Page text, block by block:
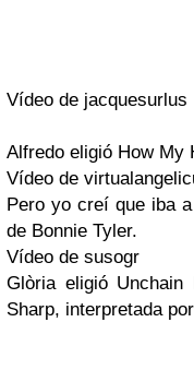
Vídeo de jacquesurlus
Alfredo eligió How My
Vídeo de
Pero yo creí que iba
de Bonnie Tyler.
Vídeo de susogr
Glòria eligió Unchain
Sharp, interpretada por